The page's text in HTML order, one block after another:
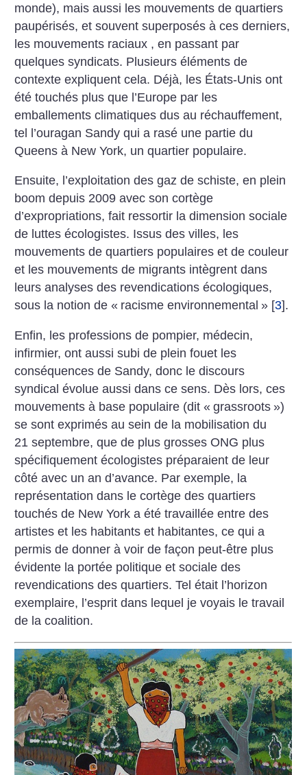
monde), mais aussi les mouvements de quartiers
paupérisés, et souvent superposés à ces derniers,
les mouvements raciaux , en passant par
quelques syndicats. Plusieurs éléments de
contexte expliquent cela. Déjà, les États-Unis ont
été touchés plus que l’Europe par les
emballements climatiques dus au réchauffement,
tel l’ouragan Sandy qui a rasé une partie du
Queens à New York, un quartier populaire.
Ensuite, l’exploitation des gaz de schiste, en plein
boom depuis 2009 avec son cortège
d’expropriations, fait ressortir la dimension sociale
de luttes écologistes. Issus des villes, les
mouvements de quartiers populaires et de couleur
et les mouvements de migrants intègrent dans
leurs analyses des revendications écologiques,
sous la notion de « racisme environnemental » [3].
Enfin, les professions de pompier, médecin,
infirmier, ont aussi subi de plein fouet les
conséquences de Sandy, donc le discours
syndical évolue aussi dans ce sens. Dès lors, ces
mouvements à base populaire (dit « grassroots »)
se sont exprimés au sein de la mobilisation du
21 septembre, que de plus grosses ONG plus
spécifiquement écologistes préparaient de leur
côté avec un an d’avance. Par exemple, la
représentation dans le cortège des quartiers
touchés de New York a été travaillée entre des
artistes et les habitants et habitantes, ce qui a
permis de donner à voir de façon peut-être plus
évidente la portée politique et sociale des
revendications des quartiers. Tel était l’horizon
exemplaire, l’esprit dans lequel je voyais le travail
de la coalition.